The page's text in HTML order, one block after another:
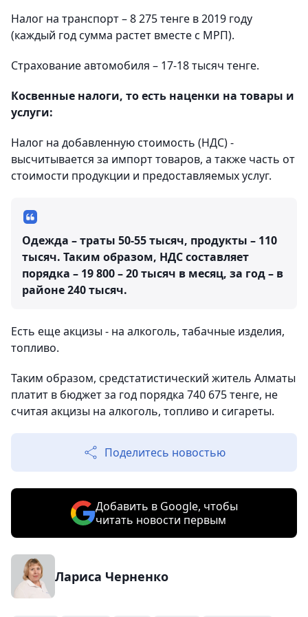
Налог на транспорт – 8 275 тенге в 2019 году
(каждый год сумма растет вместе с МРП).
Страхование автомобиля – 17-18 тысяч тенге.
Косвенные налоги, то есть наценки на товары и
услуги:
Налог на добавленную стоимость (НДС) -
высчитывается за импорт товаров, а также часть от
стоимости продукции и предоставляемых услуг.
Одежда – траты 50-55 тысяч, продукты – 110
тысяч. Таким образом, НДС составляет
порядка – 19 800 – 20 тысяч в месяц, за год – в
районе 240 тысяч.
Есть еще акцизы - на алкоголь, табачные изделия,
топливо.
Таким образом, средстатистический житель Алматы
платит в бюджет за год порядка 740 675 тенге, не
считая акцизы на алкоголь, топливо и сигареты.
Поделитесь новостью
Добавить в Google, чтобы
читать новости первым
Лариса Черненко